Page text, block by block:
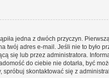
jedna z dwóch przyczyn.
adres e-mail. Jeśli nie to było
lub przez administratora.
do ciebie nie dotarła, być
spróbuj skontaktować się z